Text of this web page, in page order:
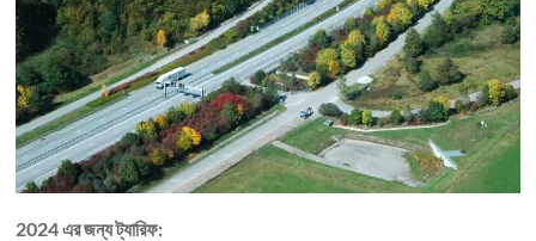
2024 এর জন্য ট্যারিফ: